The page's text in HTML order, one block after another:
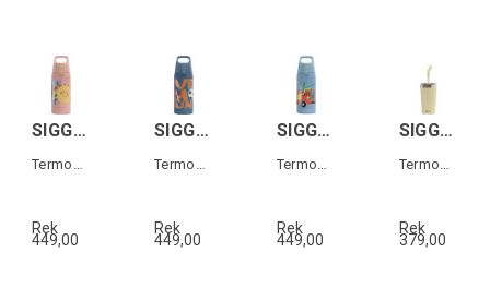
SIGG SHIELD THERM ONE KIDS Sunshine 0,5L
Rek
449,00
SIGG SHIELD THERM ONE KIDS Ballgame 0,5L
Rek
449,00
SIGG SHIELD THERM ONE KIDS Pompiers 0,5L
Rek
449,00
SIGG HELIA TRAVEL MUG Gul 0,45 L
Rek
379,00